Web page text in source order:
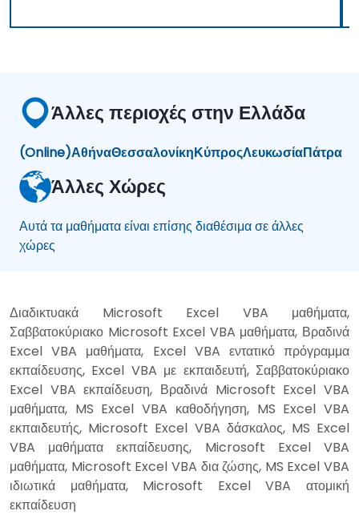
Άλλες περιοχές στην Ελλάδα
(Online)ΑθήναΘεσσαλονίκηΚύπροςΛευκωσίαΠάτρα
Άλλες Χώρες
Αυτά τα μαθήματα είναι επίσης διαθέσιμα σε άλλες
χώρες
Διαδικτυακά Microsoft Excel VBA μαθήματα,
Σαββατοκύριακο Microsoft Excel VBA μαθήματα, Βραδινά
Excel VBA μαθήματα, Excel VBA εντατικό πρόγραμμα
εκπαίδευσης, Excel VBA με εκπαιδευτή, Σαββατοκύριακο
Excel VBA εκπαίδευση, Βραδινά Microsoft Excel VBA
μαθήματα, MS Excel VBA καθοδήγηση, MS Excel VBA
εκπαιδευτής, Microsoft Excel VBA δάσκαλος, MS Excel
VBA μαθήματα εκπαίδευσης, Microsoft Excel VBA
μαθήματα, Microsoft Excel VBA δια ζώσης, MS Excel VBA
ιδιωτικά μαθήματα, Microsoft Excel VBA ατομική
εκπαίδευση